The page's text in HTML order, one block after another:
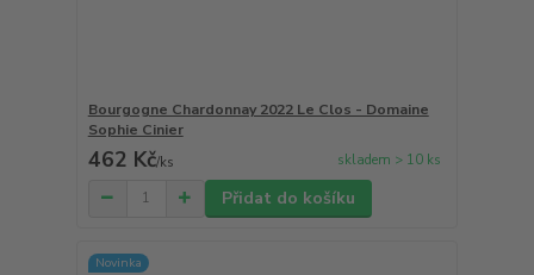
Bourgogne Chardonnay 2022 Le Clos - Domaine
Sophie Cinier
462 Kč/ks skladem > 10 ks
Přidat do košíku
Novinka